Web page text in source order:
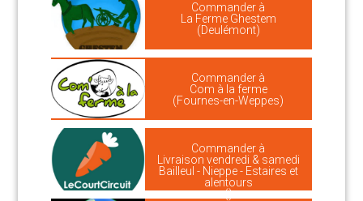
Commander à
La Ferme Ghestem
(Deulémont)
Commander à
Com à la ferme
(Fournes-en-Weppes)
Commander à
Livraison vendredi & samedi
Bailleul - Nieppe - Estaires et
alentours
()